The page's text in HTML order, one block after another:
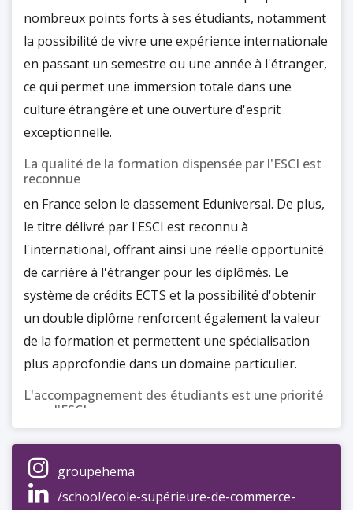
nombreux points forts à ses étudiants, notamment
la possibilité de vivre une expérience internationale
en passant un semestre ou une année à l'étranger,
ce qui permet une immersion totale dans une
culture étrangère et une ouverture d'esprit
exceptionnelle.
La qualité de la formation dispensée par l'ESCI est
reconnue
en France selon le classement Eduniversal. De plus,
le titre délivré par l'ESCI est reconnu à
l'international, offrant ainsi une réelle opportunité
de carrière à l'étranger pour les diplômés. Le
système de crédits ECTS et la possibilité d'obtenir
un double diplôme renforcent également la valeur
de la formation et permettent une spécialisation
plus approfondie dans un domaine particulier.
L'accompagnement des étudiants est une priorité
pour l'ESCI
stages à l'étranger, offrant aux étudiants la
possibilité de se confronter à des environnements
professionnels variés et d'acquérir une expérience
groupehema
/school/ecole-supérieure-de-commerce-